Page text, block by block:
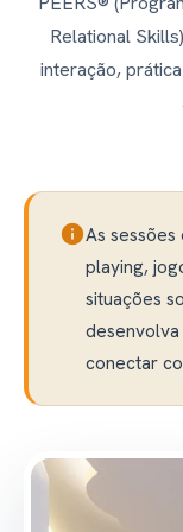
Relational
interação,
infoAs
playing,
situações
conectar